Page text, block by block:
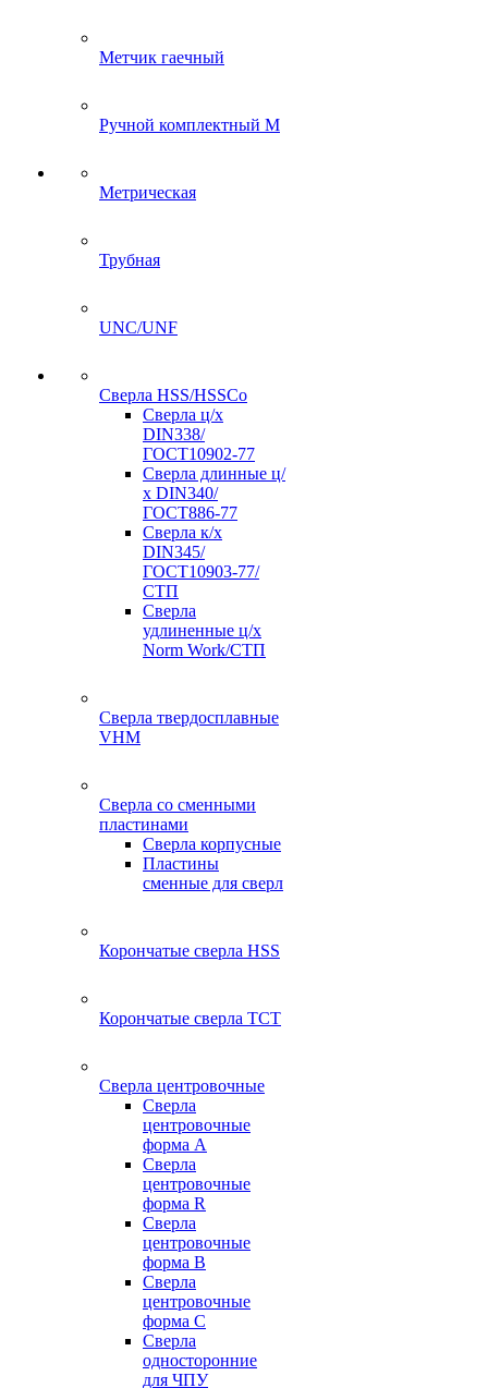
Метчик гаечный
Ручной комплектный M
Метрическая
Трубная
UNC/UNF
Сверла HSS/HSSCo
Сверла ц/х
DIN338/
ГОСТ10902-77
Сверла длинные ц/
х DIN340/
ГОСТ886-77
Сверла к/х
DIN345/
ГОСТ10903-77/
СТП
Сверла
удлиненные ц/х
Norm Work/СТП
Сверла твердосплавные
VHM
Сверла со сменными
пластинами
Сверла корпусные
Пластины
сменные для сверл
Корончатые сверла HSS
Корончатые сверла TCT
Сверла центровочные
Сверла
центровочные
форма A
Сверла
центровочные
форма R
Сверла
центровочные
форма B
Сверла
центровочные
форма C
Сверла
односторонние
для ЧПУ